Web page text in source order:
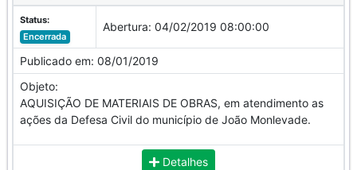
Status:
Encerrada
Abertura: 04/02/2019 08:00:00
Publicado em: 08/01/2019
Objeto:
AQUISIÇÃO DE MATERIAIS DE OBRAS, em atendimento as
ações da Defesa Civil do município de João Monlevade.
Detalhes